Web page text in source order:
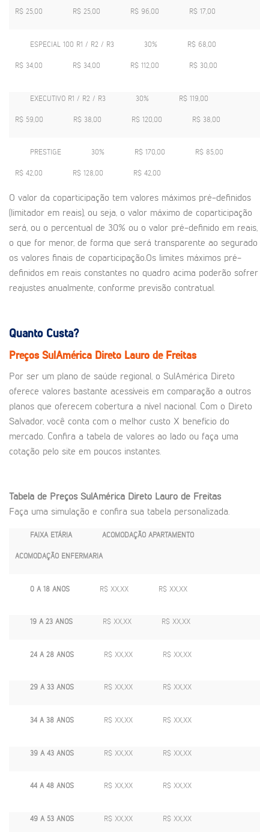
R$ 25,00 R$ 25,00 R$ 96,00 R$ 17,00
ESPECIAL 100 R1 / R2 / R3 30% R$ 68,00
R$ 34,00 R$ 34,00 R$ 112,00 R$ 30,00
EXECUTIVO R1 / R2 / R3 30% R$ 119,00
R$ 59,00 R$ 38,00 R$ 120,00 R$ 38,00
PRESTIGE 30% R$ 170,00 R$ 85,00
R$ 42,00 R$ 128,00 R$ 42,00
O valor da coparticipação tem valores máximos pré-definidos
(limitador em reais), ou seja, o valor máximo de coparticipação
será, ou o percentual de 30% ou o valor pré-definido em reais,
o que for menor, de forma que será transparente ao segurado
os valores finais de coparticipação.Os limites máximos pré-
definidos em reais constantes no quadro acima poderão sofrer
reajustes anualmente, conforme previsão contratual.
Quanto Custa?
Preços SulAmérica Direto Lauro de Freitas
Por ser um plano de saúde regional, o SulAmérica Direto
oferece valores bastante acessíveis em comparação a outros
planos que oferecem cobertura a nível nacional. Com o Direto
Salvador, você conta com o melhor custo X benefício do
mercado. Confira a tabela de valores ao lado ou faça uma
cotação pelo site em poucos instantes.
Tabela de Preços SulAmérica Direto Lauro de Freitas
Faça uma simulação e confira sua tabela personalizada.
FAIXA ETÁRIA ACOMODAÇÃO APARTAMENTO
ACOMODAÇÃO ENFERMARIA
0 A 18 ANOS R$ XX,XX R$ XX,XX
19 A 23 ANOS R$ XX,XX R$ XX,XX
24 A 28 ANOS R$ XX,XX R$ XX,XX
29 A 33 ANOS R$ XX,XX R$ XX,XX
34 A 38 ANOS R$ XX,XX R$ XX,XX
39 A 43 ANOS R$ XX,XX R$ XX,XX
44 A 48 ANOS R$ XX,XX R$ XX,XX
49 A 53 ANOS R$ XX,XX R$ XX,XX